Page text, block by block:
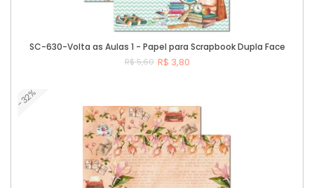
SC-630-Volta as Aulas 1 - Papel para Scrapbook Dupla Face
R$ 5,60 R$ 3,80
-32%